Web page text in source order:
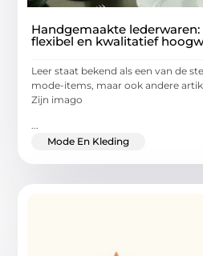
Handgemaakte
flexibel en kwalitatief
Leer staat bekend als een van de
mode-items, maar ook andere
Zijn imago
...
Mode En Kleding